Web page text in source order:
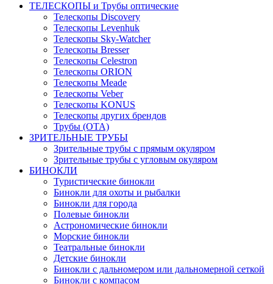
ТЕЛЕСКОПЫ и Трубы оптические
Телескопы Discovery
Телескопы Levenhuk
Телескопы Sky-Watcher
Телескопы Bresser
Телескопы Celestron
Телескопы ORION
Телескопы Meade
Телескопы Veber
Телескопы KONUS
Телескопы других брендов
Трубы (ОТА)
ЗРИТЕЛЬНЫЕ ТРУБЫ
Зрительные трубы с прямым окуляром
Зрительные трубы с угловым окуляром
БИНОКЛИ
Туристические бинокли
Бинокли для охоты и рыбалки
Бинокли для города
Полевые бинокли
Астрономические бинокли
Морские бинокли
Театральные бинокли
Детские бинокли
Бинокли с дальномером или дальномерной сеткой
Бинокли с компасом